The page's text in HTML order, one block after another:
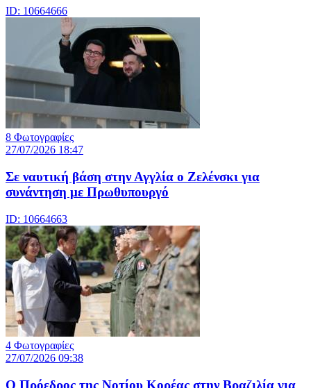
ID: 10664666
8 Φωτογραφίες
27/07/2026 18:47
Σε ναυτική βάση στην Αγγλία ο Ζελένσκι για
συνάντηση με Πρωθυπουργό
ID: 10664663
4 Φωτογραφίες
27/07/2026 09:38
Ο Πρόεδρος της Νοτίου Κορέας στην Βραζιλία για